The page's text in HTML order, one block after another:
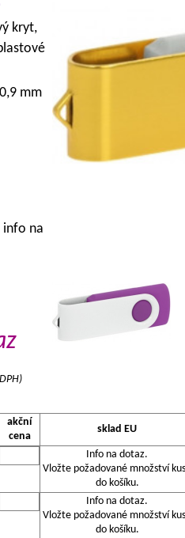
kryt,
mm
info na
akční
cena
sklad EU
Info na dotaz.
Vložte požadované množství
do košíku.
Info na dotaz.
Vložte požadované množství
do košíku.